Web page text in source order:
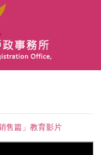
售篇」教育影片